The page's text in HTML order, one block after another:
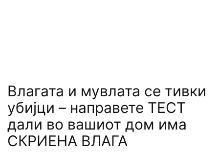
Влагата и мувлата се тивки
yбијци – направете ТЕСТ
дали во вашиот дом има
СКРИЕНА ВЛАГА